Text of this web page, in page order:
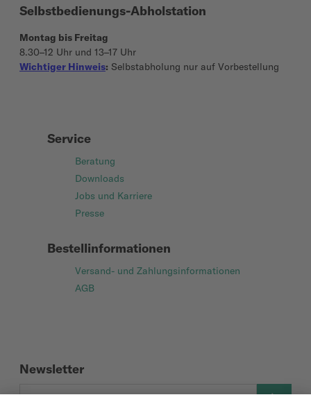
Service
Beratung
Downloads
Jobs und Karriere
Presse
Bestellinformationen
Versand- und Zahlungsinformationen
AGB
Newsletter
Selbstbedienungs-Abholstation
Montag bis Freitag
8.30–12 Uhr und 13–17 Uhr
Wichtiger Hinweis: Selbstabholung nur auf Vorbestellung